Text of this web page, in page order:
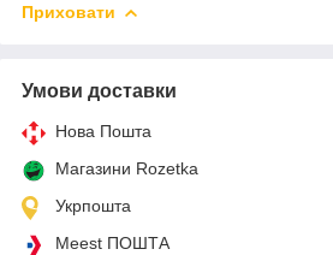
Приховати
Умови доставки
Нова Пошта
Магазини Rozetka
Укрпошта
Meest ПОШТА